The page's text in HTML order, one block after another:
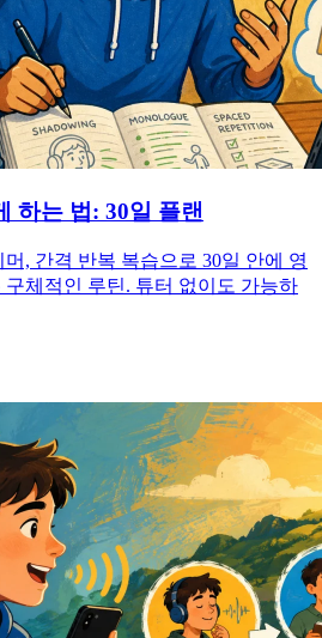
하는 법: 30일 플랜
, 간격 반복 복습으로 30일 안에 영
체적인 루틴. 튜터 없이도 가능하